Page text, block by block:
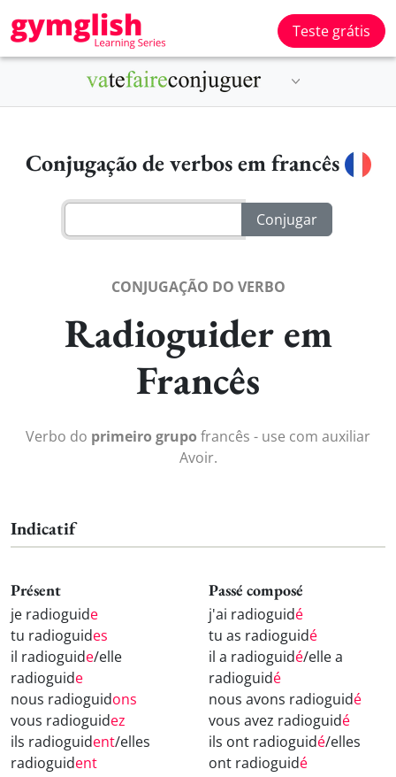
Teste grátis
Conjugação de verbos em francês
CONJUGAÇÃO DO VERBO
Radioguider em
Francês
Verbo do primeiro grupo francês - use com auxiliar
Avoir.
Indicatif
Présent
je radioguide
tu radioguides
il radioguide/elle
radioguide
nous radioguidons
vous radioguidez
ils radioguident/elles
radioguident
Passé composé
j'ai radioguidé
tu as radioguidé
il a radioguidé/elle a
radioguidé
nous avons radioguidé
vous avez radioguidé
ils ont radioguidé/elles
ont radioguidé